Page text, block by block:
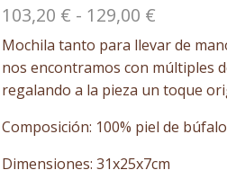
103,20 € - 129,00 €
precios:
desde
103,20 €
hasta
129,00 €
Mochila tanto para llevar de
nos encontramos con múltiples
regalando a la pieza un toque
Composición: 100% piel de
Dimensiones: 31x25x7cm